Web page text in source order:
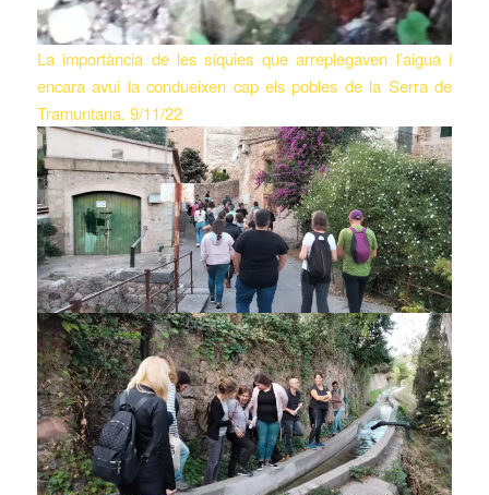
La importància de les síquies que arreplegaven l’aigua i
encara avui la condueixen cap els pobles de la Serra de
Tramuntana. 9/11/22